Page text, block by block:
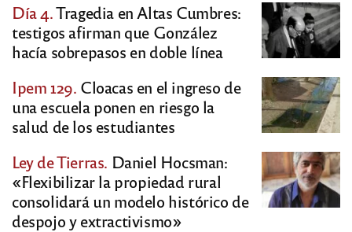
Día 4.Tragedia en Altas Cumbres:
testigos afirman que González
hacía sobrepasos en doble línea
Ipem 129. Cloacas en el ingreso de
una escuela ponen en riesgo la
salud de los estudiantes
Ley de Tierras. Daniel Hocsman:
«Flexibilizar la propiedad rural
consolidará un modelo histórico de
despojo y extractivismo»